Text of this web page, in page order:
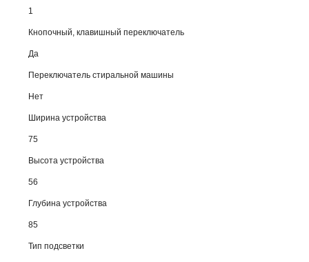
1
Кнопочный, клавишный переключатель
Да
Переключатель стиральной машины
Нет
Ширина устройства
75
Высота устройства
56
Глубина устройства
85
Тип подсветки